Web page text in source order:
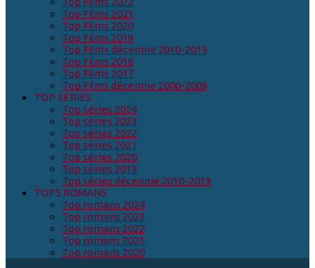
Top Films 2021
Top Films 2020
Top Films 2019
Top Films décennie 2010-2019
Top Films 2018
Top Films 2017
Top Films décennie 2000-2009
TOP SERIES
Top séries 2024
Top séries 2023
Top séries 2022
Top séries 2021
Top séries 2020
Top séries 2019
Top séries décennie 2010-2019
TOPS ROMANS
Top romans 2024
Top romans 2023
Top romans 2022
Top romans 2021
Top romans 2020